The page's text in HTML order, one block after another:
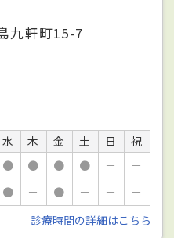
九軒町15-7
水 木 金 土 日
祝
● ● ● ● －
－
● － ● － －
－
診療時間の詳細はこちら